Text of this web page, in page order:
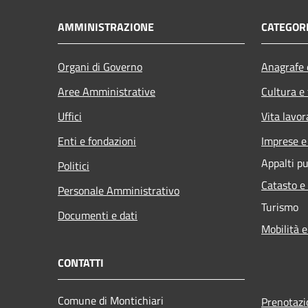
AMMINISTRAZIONE
Organi di Governo
Aree Amministrative
Uffici
Enti e fondazioni
Politici
Personale Amministrativo
Documenti e dati
Cultura
Vita
Imprese
Appalti
Catasto
Turismo
Mobilità
CONTATTI
Comune di Montichiari